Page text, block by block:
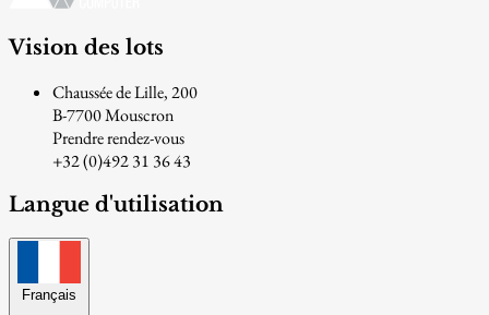
Vision des lots
Chaussée de Lille, 200
B-7700 Mouscron
Prendre rendez-vous
+32 (0)492 31 36 43
Langue d'utilisation
Français